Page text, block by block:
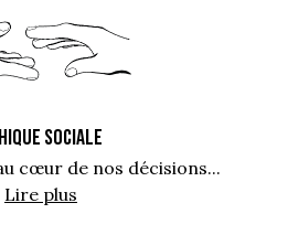
SOCIALE
cœur de nos décisions...
Lire plus